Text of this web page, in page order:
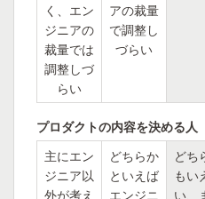
く、エン
ジニアの
裁量では
調整しづ
らい
アの裁量
で調整し
づらい
プロダクトの内容を決める人
主にエン
ジニア以
外が考え
どちらか
といえば
エンジニ
どち
もい
い、